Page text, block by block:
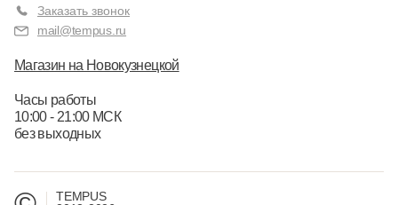
Заказать звонок
mail@tempus.ru
Магазин на Новокузнецкой
Часы работы
10:00 - 21:00 МСК
без выходных
TEMPUS